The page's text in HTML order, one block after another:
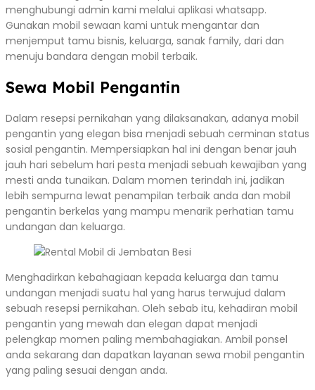
menghubungi admin kami melalui aplikasi whatsapp.
Gunakan mobil sewaan kami untuk mengantar dan
menjemput tamu bisnis, keluarga, sanak family, dari dan
menuju bandara dengan mobil terbaik.
Sewa Mobil Pengantin
Dalam resepsi pernikahan yang dilaksanakan, adanya mobil
pengantin yang elegan bisa menjadi sebuah cerminan status
sosial pengantin. Mempersiapkan hal ini dengan benar jauh
jauh hari sebelum hari pesta menjadi sebuah kewajiban yang
mesti anda tunaikan. Dalam momen terindah ini, jadikan
lebih sempurna lewat penampilan terbaik anda dan mobil
pengantin berkelas yang mampu menarik perhatian tamu
undangan dan keluarga.
Menghadirkan kebahagiaan kepada keluarga dan tamu
undangan menjadi suatu hal yang harus terwujud dalam
sebuah resepsi pernikahan. Oleh sebab itu, kehadiran mobil
pengantin yang mewah dan elegan dapat menjadi
pelengkap momen paling membahagiakan. Ambil ponsel
anda sekarang dan dapatkan layanan sewa mobil pengantin
yang paling sesuai dengan anda.